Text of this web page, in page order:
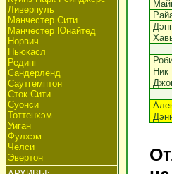
Ливерпуль
Манчестер Сити
Манчестер Юнайтед
Норвич
Ньюкасл
Рединг
Сандерленд
Саутгемптон
Сток Сити
Суонси
Тоттенхэм
Уиган
Фулхэм
Челси
Эвертон
Ник